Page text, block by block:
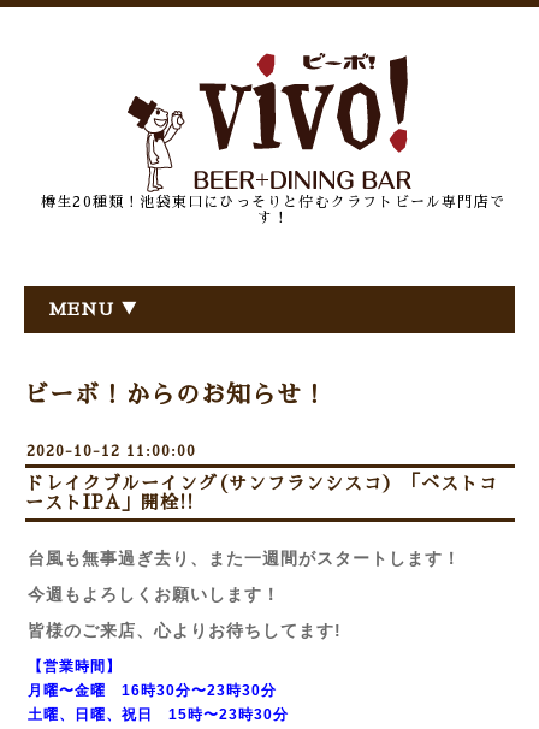
樽生20種類！池袋東口にひっそりと佇むクラフトビール専門店で
す！
MENU ▼
ビーボ！からのお知らせ！
2020-10-12 11:00:00
ドレイクブルーイング(サンフランシスコ）「ベストコ
ーストIPA」開栓!!
台風も無事過ぎ去り、また一週間がスタートします！
今週もよろしくお願いします！
皆様のご来店、心よりお待ちしてます!
【営業時間】
月曜〜金曜 16時30分〜23時30分
土曜、日曜、祝日 15時〜23時30分